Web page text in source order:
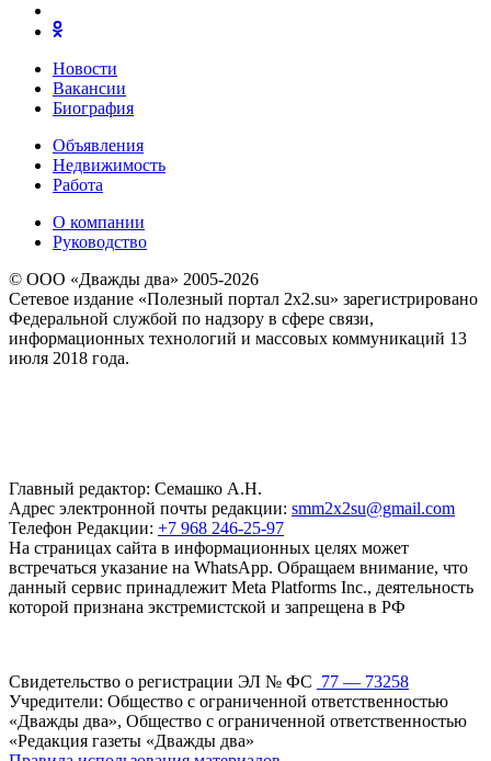
Новости
Вакансии
Биография
Объявления
Недвижимость
Работа
О компании
Руководство
© ООО «Дважды два» 2005-2026
Сетевое издание «Полезный портал 2x2.su» зарегистрировано
Федеральной службой по надзору в сфере связи,
информационных технологий и массовых коммуникаций 13
июля 2018 года.
Главный редактор: Семашко А.Н.
Адрес электронной почты редакции: smm2x2su@gmail.com
Телефон Редакции: +7 968 246-25-97
На страницах сайта в информационных целях может
встречаться указание на WhatsApp. Обращаем внимание, что
данный сервис принадлежит Meta Platforms Inc., деятельность
которой признана экстремистской и запрещена в РФ
Свидетельство о регистрации ЭЛ № ФС 77 — 73258
Учредители: Общество с ограниченной ответственностью
«Дважды два», Общество с ограниченной ответственностью
«Редакция газеты «Дважды два»